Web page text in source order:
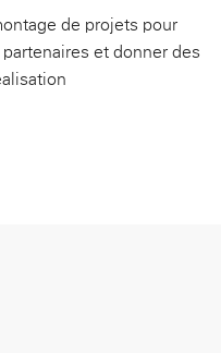
de projets pour
et donner des